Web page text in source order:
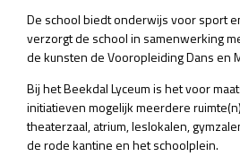
De school biedt onderwijs voor sport
verzorgt de school in samenwerking
de kunsten de Vooropleiding Dans en
Bij het Beekdal Lyceum is het voor
initiatieven mogelijk meerdere
theaterzaal, atrium, leslokalen,
de rode kantine en het schoolplein.